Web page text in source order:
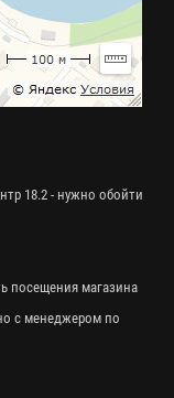
18.2 - нужно обойти
посещения магазина
с менеджером по